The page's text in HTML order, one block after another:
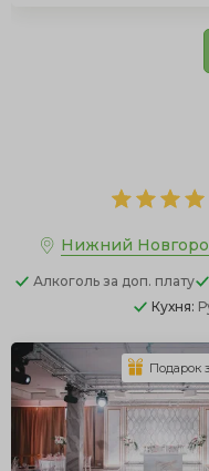
Нижний
Алкоголь за доп. плату
Кухня:
Подарок